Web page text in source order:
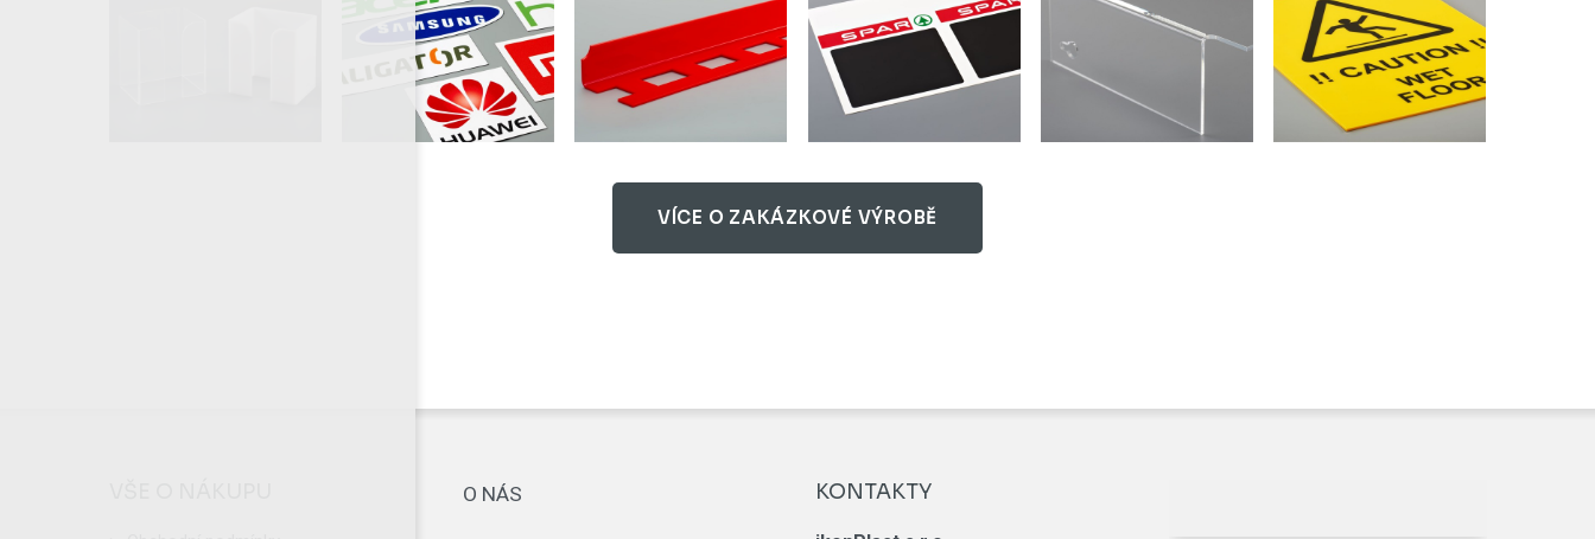
VÍCE O ZAKÁZKOVÉ VÝROBĚ
O NÁS KONTAKTY